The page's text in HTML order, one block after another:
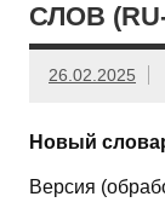
СЛОВ
26.02.2025
Новый
Версия